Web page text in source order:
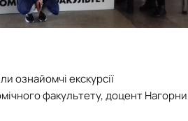
ознайомчі екскурсії
факультету, доцент